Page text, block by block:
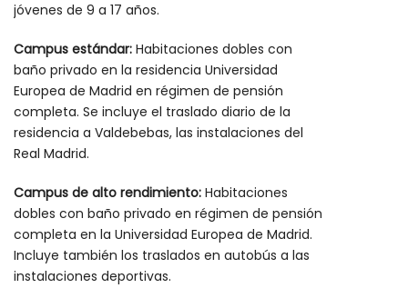
jóvenes de 9 a 17 años.
Campus estándar: Habitaciones dobles con
baño privado en la residencia Universidad
Europea de Madrid en régimen de pensión
completa. Se incluye el traslado diario de la
residencia a Valdebebas, las instalaciones del
Real Madrid.
Campus de alto rendimiento: Habitaciones
dobles con baño privado en régimen de pensión
completa en la Universidad Europea de Madrid.
Incluye también los traslados en autobús a las
instalaciones deportivas.